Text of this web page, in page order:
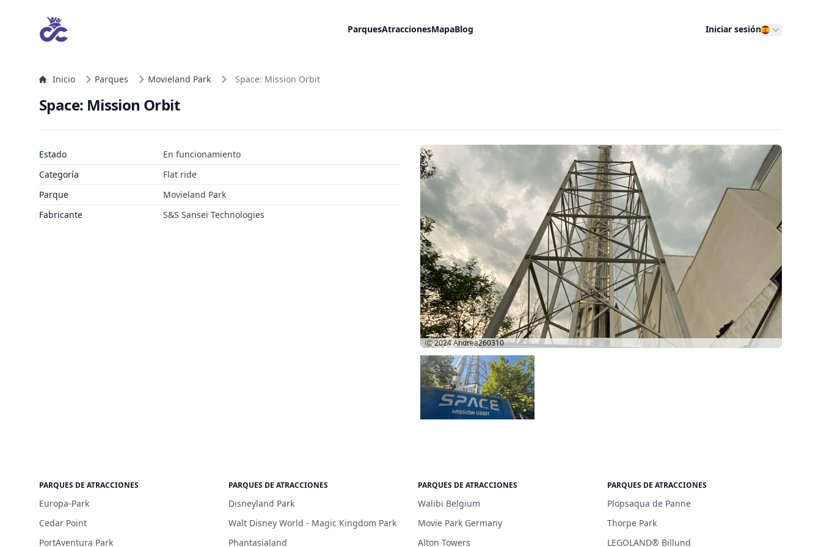
ParquesAtraccionesMapaBlog Iniciar sesión
Inicio Parques Movieland Park Space: Mission Orbit
Space: Mission Orbit
Estado
En funcionamiento
Categoría
Flat ride
Parque
Movieland Park
Fabricante
S&S Sansei Technologies
Ⓒ 2024Andrea260310
PARQUES DE ATRACCIONES
Europa-Park
Cedar Point
PortAventura Park
PARQUES DE ATRACCIONES
Disneyland Park
Walt Disney World - Magic Kingdom Park
Phantasialand
PARQUES DE ATRACCIONES
Walibi Belgium
Movie Park Germany
Alton Towers
PARQUES DE ATRACCIONES
Plopsaqua de Panne
Thorpe Park
LEGOLAND® Billund